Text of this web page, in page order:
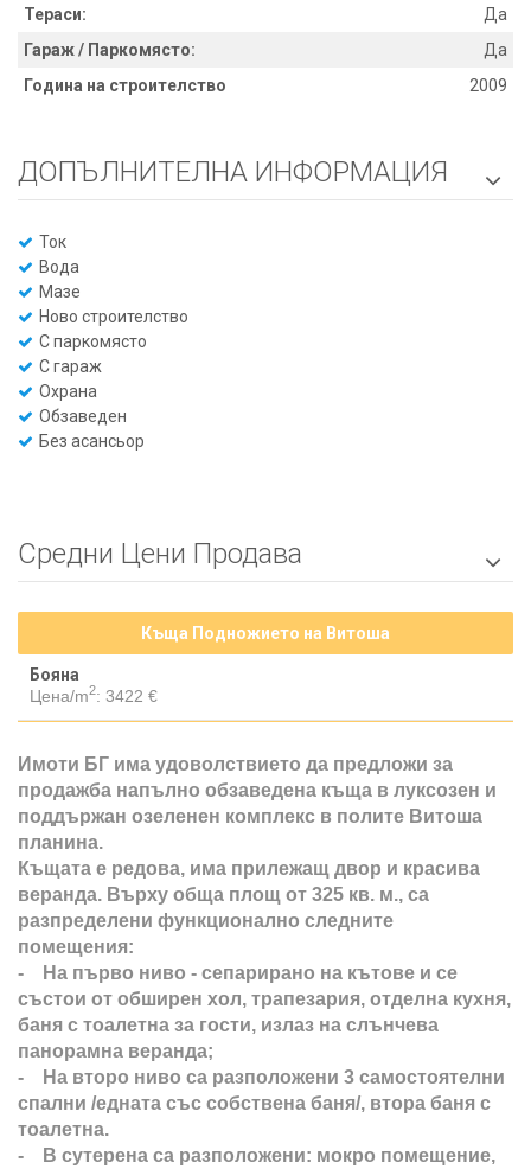
Тераси:
Да
Гараж / Паркомясто:
Да
Година на строителство
2009
ДОПЪЛНИТЕЛНА ИНФОРМАЦИЯ 
Ток
Вода
Мазе
Ново строителство
С паркомясто
С гараж
Охрана
Обзаведен
Без асансьор
Средни Цени Продава 
Къщa Подножието на Витоша
Бояна
Цена/m2: 3422 €
Имоти БГ има удоволствието да предложи за
продажба напълно обзаведена къща в луксозен и
поддържан озеленен комплекс в полите Витоша
планина.
Къщата е редова, има прилежащ двор и красива
веранда. Върху обща площ от 325 кв. м., са
разпределени функционално следните
помещения:
- На първо ниво - сепарирано на кътове и се
състои от обширен хол, трапезария, отделна кухня,
баня с тоалетна за гости, излаз на слънчева
панорамна веранда;
- На второ ниво са разположени 3 самостоятелни
спални /едната със собствена баня/, втора баня с
тоалетна.
- В сутерена са разположени: мокро помещение,